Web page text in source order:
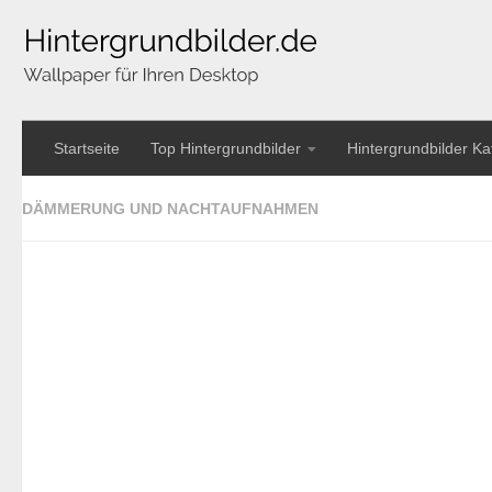
Startseite Top Hintergrundbilder Hintergrundbilder
DÄMMERUNG UND NACHTAUFNAHMEN